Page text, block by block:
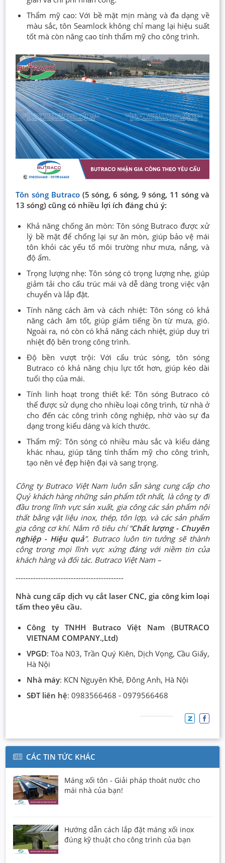
Thẩm mỹ cao: Với bề mặt mịn màng và đa dạng về
màu sắc, tôn Seamlock không chỉ mang lại hiệu suất
tốt mà còn nâng cao tính thẩm mỹ cho công trình.
Tôn sóng Butraco(5 sóng, 6 sóng, 9 sóng, 11 sóng và
13 sóng) cũng có nhiều lợi ích đáng chú ý:
Khả năng chống ăn mòn: Tôn sóng Butraco được xử
lý bề mặt để chống lại sự ăn mòn, giúp bảo vệ mái
tôn khỏi các yếu tố môi trường như mưa, nắng, và
độ ẩm.
Trọng lượng nhẹ: Tôn sóng có trọng lượng nhẹ, giúp
giảm tải cho cấu trúc mái và dễ dàng trong việc vận
chuyển và lắp đặt.
Tính năng cách âm và cách nhiệt: Tôn sóng có khả
năng cách âm tốt, giúp giảm tiếng ồn từ mưa, gió.
Ngoài ra, nó còn có khả năng cách nhiệt, giúp duy trì
nhiệt độ bên trong công trình.
Độ bền vượt trội: Với cấu trúc sóng, tôn sóng
Butraco có khả năng chịu lực tốt hơn, giúp kéo dài
tuổi thọ của mái.
Tính linh hoạt trong thiết kế: Tôn sóng Butraco có
thể được sử dụng cho nhiều loại công trình, từ nhà ở
cho đến các công trình công nghiệp, nhờ vào sự đa
dạng trong kiểu dáng và kích thước.
Thẩm mỹ: Tôn sóng có nhiều màu sắc và kiểu dáng
khác nhau, giúp tăng tính thẩm mỹ cho công trình,
tạo nên vẻ đẹp hiện đại và sang trọng.
Công ty Butraco Việt Nam luôn sẵn sàng cung cấp cho
Quý khách hàng những sản phẩm tốt nhất, là công ty đi
đầu trong lĩnh vực sản xuất, gia công các sản phẩm nội
thất bằng vật liệu inox, thép, tôn lợp, và các sản phẩm
gia công cơ khí. Nắm rõ tiêu chí “Chất lượng - Chuyên
nghiệp - Hiệu quả”. Butraco luôn tin tưởng sẽ thành
công trong mọi lĩnh vực xứng đáng với niềm tin của
khách hàng và đối tác. Butraco Việt Nam –
-------------------------------------------
Nhà cung cấp dịch vụ cắt laser CNC, gia công kim loại
tấm theo yêu cầu.
Công ty TNHH Butraco Việt Nam (BUTRACO
VIETNAM COMPANY.,Ltd)
VPGD: Tòa N03, Trần Quý Kiên, Dịch Vọng, Cầu Giấy,
Hà Nội
Nhà máy: KCN Nguyên Khê, Đông Anh, Hà Nội
SĐT liên hệ: 0983566468 - 0979566468
CÁC TIN TỨC KHÁC
Máng xối tôn - Giải pháp thoát nước cho
mái nhà của bạn!
Hướng dẫn cách lắp đặt máng xối inox
đúng kỹ thuật cho công trình của bạn